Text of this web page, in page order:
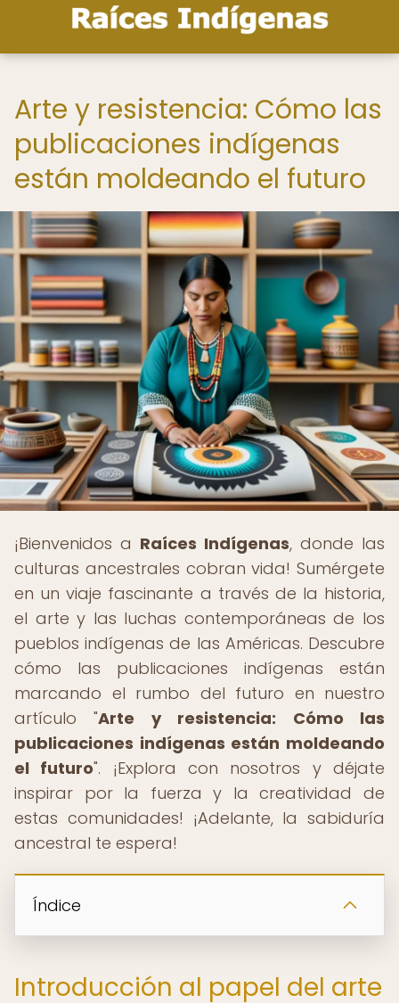
Arte y resistencia: Cómo las
publicaciones indígenas
están moldeando el futuro
¡Bienvenidos a Raíces Indígenas, donde las
culturas ancestrales cobran vida! Sumérgete
en un viaje fascinante a través de la historia,
el arte y las luchas contemporáneas de los
pueblos indígenas de las Américas. Descubre
cómo las publicaciones indígenas están
marcando el rumbo del futuro en nuestro
artículo "Arte y resistencia: Cómo las
publicaciones indígenas están moldeando
el futuro". ¡Explora con nosotros y déjate
inspirar por la fuerza y la creatividad de
estas comunidades! ¡Adelante, la sabiduría
ancestral te espera!
Índice
Introducción al papel del arte